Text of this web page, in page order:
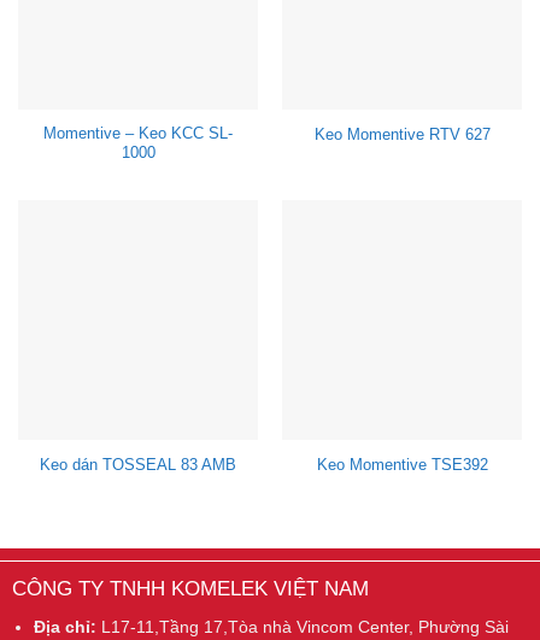
Momentive – Keo KCC SL-
1000
Keo Momentive RTV 627
Keo dán TOSSEAL 83 AMB Keo Momentive TSE392
CÔNG TY TNHH KOMELEK VIỆT NAM
Địa chỉ: L17-11,Tầng 17,Tòa nhà Vincom Center, Phường Sài